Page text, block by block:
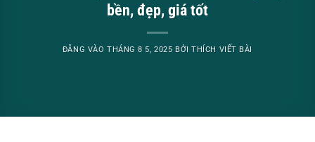
bền, đẹp, giá tốt
ĐĂNG VÀO THÁNG 8 5, 2025 BỞITHÍCH VIẾT BÀI